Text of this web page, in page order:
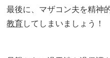
最後に、マザコン夫を精神
教育してしまいましょう！